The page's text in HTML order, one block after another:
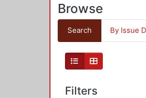
Browse
Search By Issue
Filters